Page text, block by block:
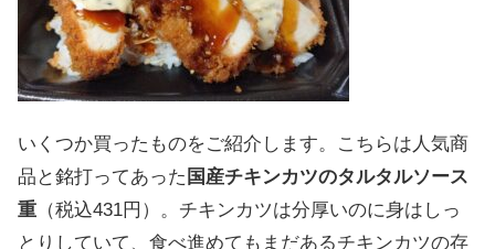
いくつか買ったものをご紹介します。こちらは人気商
品と銘打ってあった 国産チキンカツのタルタルソース
重 （税込431円）。チキンカツは分厚いのに身はしっ
とりしていて、食べ進めてもまだあるチキンカツの存